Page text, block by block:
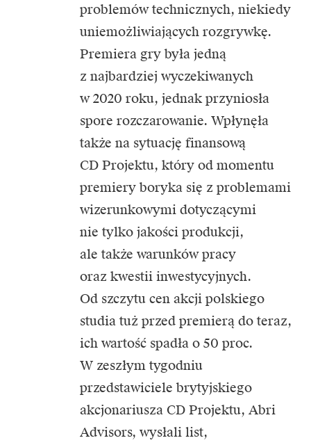
problemów technicznych, niekiedy
uniemożliwiających rozgrywkę.
Premiera gry była jedną
z najbardziej wyczekiwanych
w 2020 roku, jednak przyniosła
spore rozczarowanie. Wpłynęła
także na sytuację finansową
CD Projektu, który od momentu
premiery boryka się z problemami
wizerunkowymi dotyczącymi
nie tylko jakości produkcji,
ale także warunków pracy
oraz kwestii inwestycyjnych.
Od szczytu cen akcji polskiego
studia tuż przed premierą do teraz,
ich wartość spadła o 50 proc.
W zeszłym tygodniu
przedstawiciele brytyjskiego
akcjonariusza CD Projektu, Abri
Advisors, wysłali list,